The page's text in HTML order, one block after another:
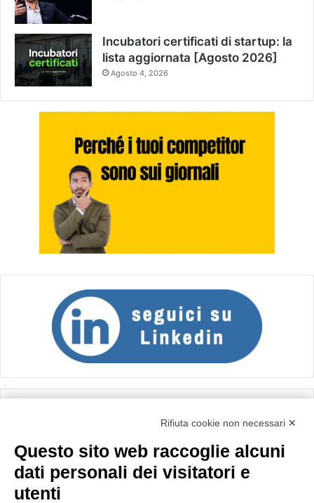
Incubatori certificati di startup: la
lista aggiornata [Agosto 2026]
Agosto 4, 2026
Importo netto (€):
Rifiuta cookie non necessari ✕
Questo sito web raccoglie alcuni
dati personali dei visitatori e
utenti